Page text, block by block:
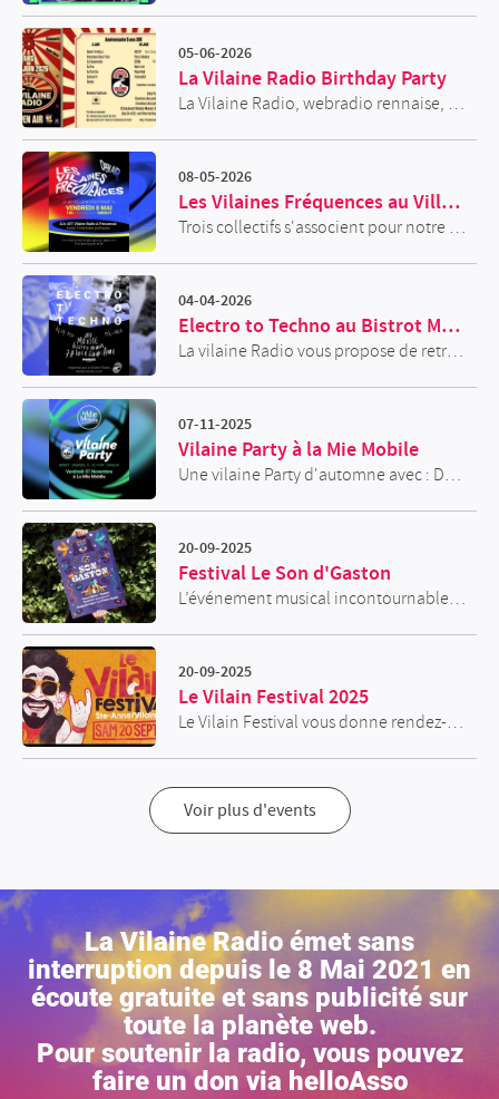
05-06-2026
La Vilaine Radio Birthday Party
La Vilaine Radio, webradio rennaise, est ravie de fêter ses 5 ans et vous proposera pour l’occasion un Open Air à la Mie Mobile et au Village d’Alfonse
08-05-2026
Les Vilaines Fréquences au Village d'Alfonse
Trois collectifs s'associent pour notre plus grand bonheur ! 𝑳𝒆 𝑽𝒊𝒍𝒍𝒂𝒈𝒆 𝒅’𝑨𝒍𝒇𝒐𝒏𝒔𝒆 𝑵𝑶𝑼𝑺 𝑨𝑪𝑪𝑼𝑬𝑰𝑳𝑳𝑬... 𝑳𝒂 𝑽𝒊𝒍𝒂𝒊𝒏𝒆 𝑹𝒂𝒅𝒊𝒐 𝑵𝑶𝑼𝑺 𝑨𝑵𝑰𝑴𝑬 𝑬𝑵 𝑴𝑼𝑺𝑰𝑸𝑼𝑬... 𝑭𝒓𝒆𝒄𝒖𝒆𝒏𝒄𝒊𝒂 𝑵𝑶𝑼𝑺 𝑺𝑼𝑩𝑳𝑰𝑴𝑬 𝑳𝑬 𝑻𝑶𝑼𝑻...
04-04-2026
Electro to Techno au Bistrot Mousse
La vilaine Radio vous propose de retrouver plusieurs de ses DJ au Bistrot mousse, 7 place St anne. Soirée Electro to Techno en passant par la Drum'n Bass.
07-11-2025
Vilaine Party à la Mie Mobile
Une vilaine Party d'automne avec : Dainjah DJ fox Samuel H & Benpi. Tout ca à la mie mobile , ca va guincher sur le dance floor . C'est une soirée à ne pas rater
20-09-2025
Festival Le Son d'Gaston
L’événement musical incontournable au RHEU, le festival Le Son d’Gaston vous attend le 20 septembre 2025.
20-09-2025
Le Vilain Festival 2025
Le Vilain Festival vous donne rendez-vous à Sainte-Anne sur Vilaine le 20 septembre 2025 à partir de 16h pour sa 5e édition mêlant musique et arts de rue. Festival sous chapiteaux, entrée en prix libre. https://www.vilainfestival.fr/
Voir plus d'events
La Vilaine Radio émet sans
interruption depuis le 8 Mai 2021 en
écoute gratuite et sans publicité sur
toute la planète web.
Pour soutenir la radio, vous pouvez
faire un don via helloAsso